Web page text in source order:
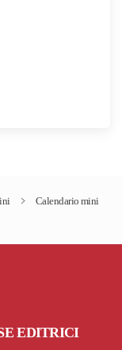
Calendario mini
EDITRICI